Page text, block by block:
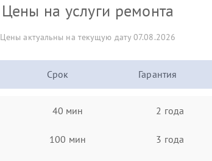
Цены на услуги ремонта
Цены актуальны на текущую дату 07.08.2026
Срок Гарантия
40 мин 2 года
100 мин 3 года